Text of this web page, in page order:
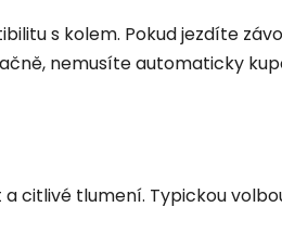
s kolem. Pokud jezdíte
nemusíte automaticky
citlivé tlumení. Typickou